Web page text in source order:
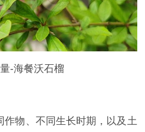
-海餐沃石榴
作物、不同生长时期，以及土